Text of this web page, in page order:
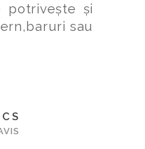
potrivește și
sau